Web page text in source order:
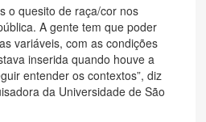
o quesito de raça/cor nos
A gente tem que poder
variáveis, com as condições
inserida quando houve a
entender os contextos”, diz
da Universidade de São